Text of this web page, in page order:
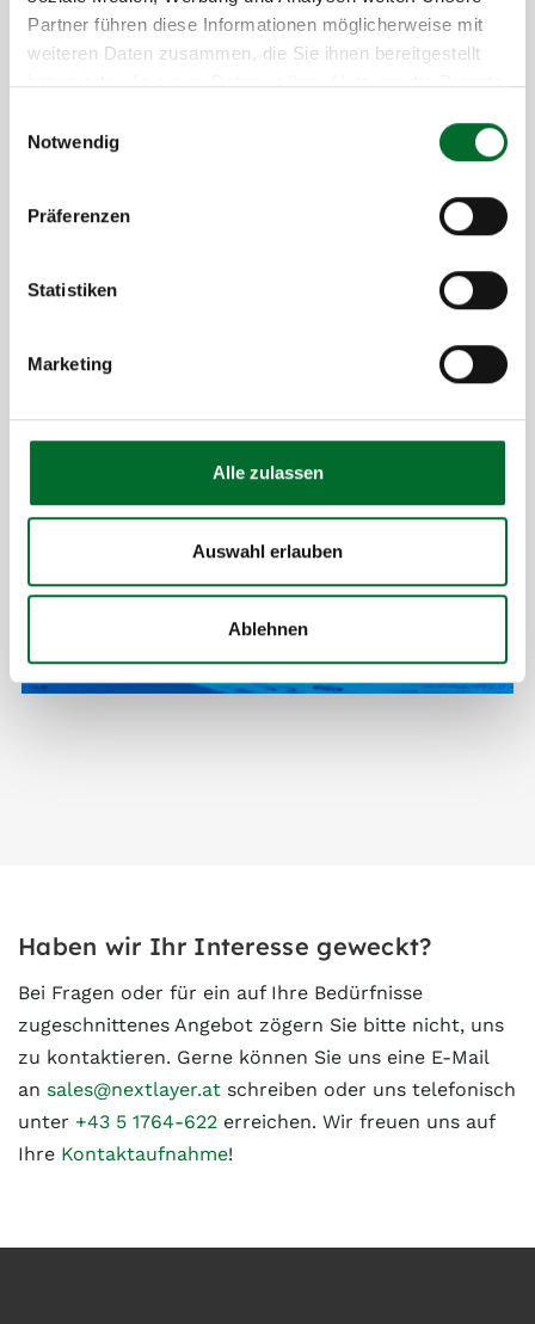
Partner führen diese Informationen möglicherweise mit
weiteren Daten zusammen, die Sie ihnen bereitgestellt
haben oder die sie im Rahmen Ihrer Nutzung der Dienste
Notwendig
Präferenzen
Statistiken
Marketing
Alle zulassen
Auswahl erlauben
Ablehnen
Technische Highlights
Redundanz & Verfügbarkeit
Microsoft ExpressRoute mit next
Haben wir Ihr Interesse geweckt?
Bei Fragen oder für ein auf Ihre Bedürfnisse
zugeschnittenes Angebot zögern Sie bitte nicht, uns
zu kontaktieren. Gerne können Sie uns eine E-Mail
an sales@nextlayer.at schreiben oder uns telefonisch
unter +43 5 1764-622 erreichen. Wir freuen uns auf
Ihre Kontaktaufnahme!